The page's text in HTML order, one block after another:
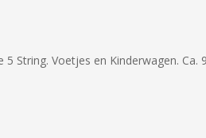
String. Voetjes en Kinderwagen. Ca.